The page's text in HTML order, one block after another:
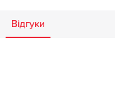
Відгуки